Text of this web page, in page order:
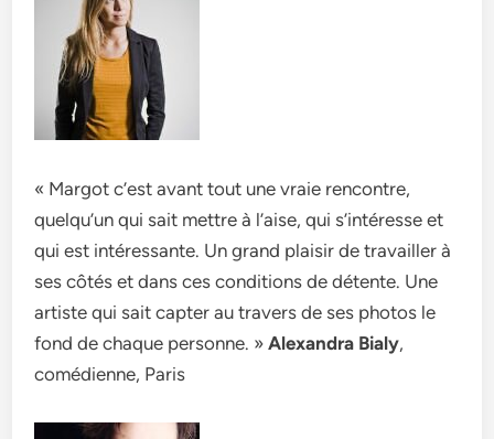
« Margot c’est avant tout une vraie rencontre,
quelqu’un qui sait mettre à l’aise, qui s’intéresse et
qui est intéressante. Un grand plaisir de travailler à
ses côtés et dans ces conditions de détente. Une
artiste qui sait capter au travers de ses photos le
fond de chaque personne. »Alexandra Bialy,
comédienne, Paris